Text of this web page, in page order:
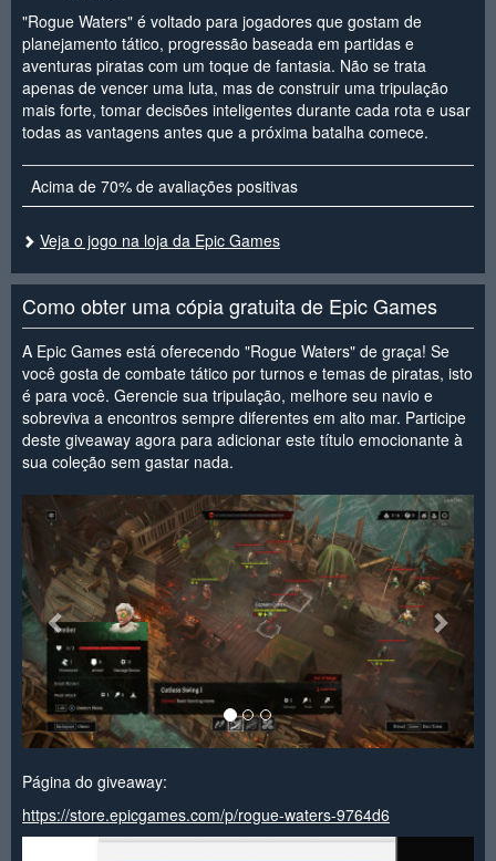
"Rogue Waters" é voltado para jogadores que gostam de
planejamento tático, progressão baseada em partidas e
aventuras piratas com um toque de fantasia. Não se trata
apenas de vencer uma luta, mas de construir uma tripulação
mais forte, tomar decisões inteligentes durante cada rota e usar
todas as vantagens antes que a próxima batalha comece.
Acima de 70% de avaliações positivas
Veja o jogo na loja da Epic Games
Como obter uma cópia gratuita de Epic Games
A Epic Games está oferecendo "Rogue Waters" de graça! Se
você gosta de combate tático por turnos e temas de piratas, isto
é para você. Gerencie sua tripulação, melhore seu navio e
sobreviva a encontros sempre diferentes em alto mar. Participe
deste giveaway agora para adicionar este título emocionante à
sua coleção sem gastar nada.
< >
Página do giveaway:
https://store.epicgames.com/p/rogue-waters-9764d6